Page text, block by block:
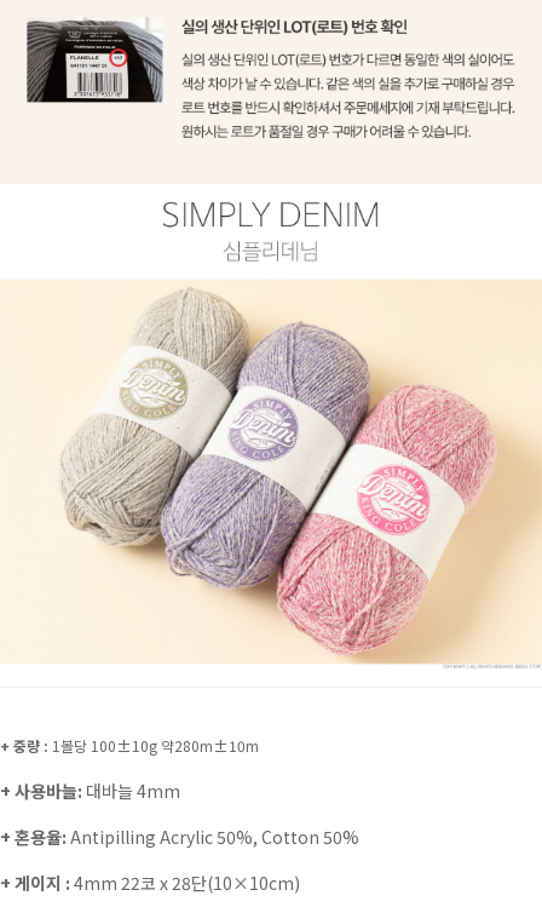
+ 중량 : 1볼당 100±10g 약280m±10m
+ 사용바늘: 대바늘 4mm
+ 혼용율: Antipilling Acrylic 50%, Cotton 50%
+ 게이지 : 4mm 22코 x 28단(10×10cm)